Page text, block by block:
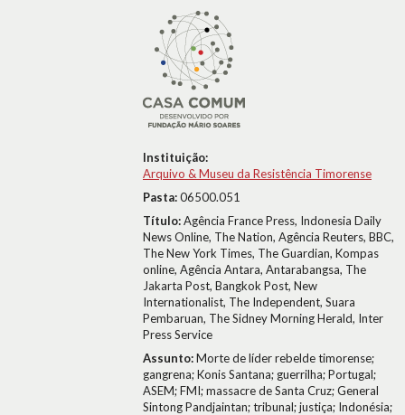
Instituição:
Arquivo & Museu da Resistência Timorense
Pasta:06500.051
Título:Agência France Press, Indonesia Daily
News Online, The Nation, Agência Reuters, BBC,
The New York Times, The Guardian, Kompas
online, Agência Antara, Antarabangsa, The
Jakarta Post, Bangkok Post, New
Internationalist, The Independent, Suara
Pembaruan, The Sidney Morning Herald, Inter
Press Service
Assunto:Morte de líder rebelde timorense;
gangrena; Konis Santana; guerrilha; Portugal;
ASEM; FMI; massacre de Santa Cruz; General
Sintong Pandjaintan; tribunal; justiça; Indonésia;